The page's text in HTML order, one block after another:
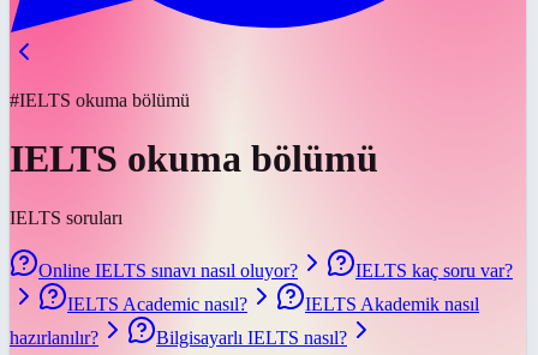
#IELTS okuma bölümü
IELTS okuma bölümü
IELTS soruları
Online IELTS sınavı nasıl oluyor?
IELTS kaç soru var?
IELTS Academic nasıl?
IELTS Akademik nasıl
hazırlanılır?
Bilgisayarlı IELTS nasıl?